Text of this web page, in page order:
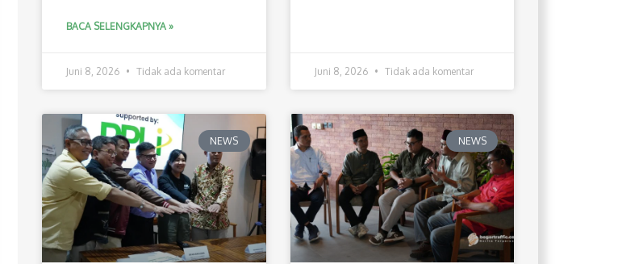
BACA SELENGKAPNYA »
Juni 8, 2026 Tidak ada komentar Juni 8, 2026 Tidak ada komentar
NEWS NEWS